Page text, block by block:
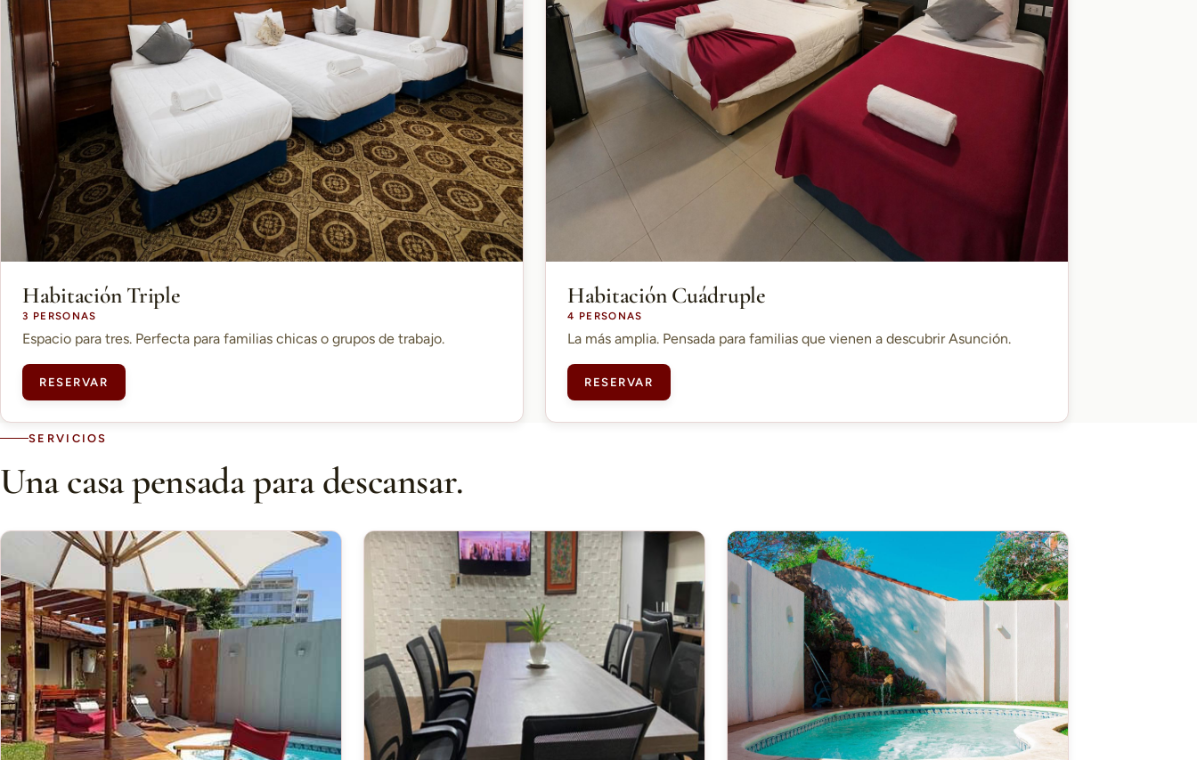
Habitación Triple
3 PERSONAS
Espacio para tres. Perfecta para familias chicas o grupos de trabajo.
RESERVAR
Habitación Cuádruple
4 PERSONAS
La más amplia. Pensada para familias que vienen a descubrir Asunción.
RESERVAR
SERVICIOS
Una casa pensada para descansar.